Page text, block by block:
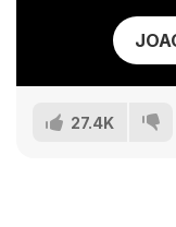
27.4K